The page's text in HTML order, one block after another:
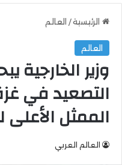
الرئيسية/ العالم
العالم
وزير
التصعيد في
الممثل الأعلى
العالم العربي